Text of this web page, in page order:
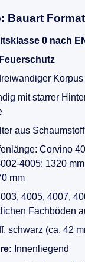
Bauart
0 nach
Korpus
mit starrer
aus Schaumstoff
Corvino
4005: 1320
mm
4005, 4007,
Fachböden
schwarz (ca. 42
Innenliegend